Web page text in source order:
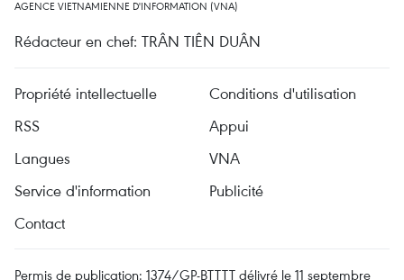
AGENCE VIETNAMIENNE D'INFORMATION (VNA)
Rédacteur en chef: TRÂN TIÊN DUÂN
Propriété intellectuelle
Conditions d'utilisation
RSS
Appui
Langues
VNA
Service d'information
Publicité
Contact
Permis de publication: 1374/GP-BTTTT délivré le 11 septembre